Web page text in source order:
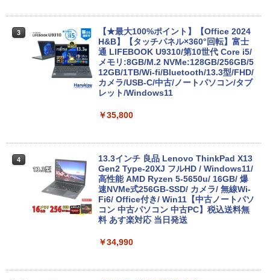
3
【★最大100%ポイント】【Office 2024
H&B】【タッチパネル×360°回転】富士
通 LIFEBOOK U9310/第10世代 Core i5/
メモリ:8GB/M.2 NVMe:128GB/256GB/5
12GB/1TB/Wi-fi/Bluetooth/13.3型/FHD/
カメラ/USB-C/中古/ノートパソコン/タブ
レット/Windows11
￥35,800
4
13.3インチ 良品 Lenovo ThinkPad X13
Gen2 Type-20XJ フルHD / Windows11/
高性能 AMD Ryzen 5-5650u/ 16GB/ 爆
速NVMe式256GB-SSD/ カメラ/ 無線Wi-
Fi6/ Office付き/ Win11【中古ノートパソ
コン 中古パソコン 中古PC】税込送料無
料 あす楽対応 当日発送
￥34,990